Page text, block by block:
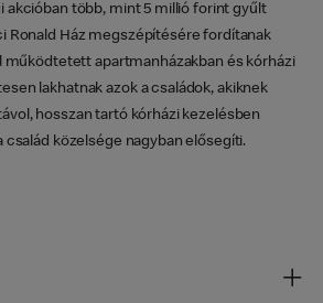
akcióban több, mint 5 millió forint gyűlt
Ronald Ház megszépítésére fordítanak
működtetett apartmanházakban és kórházi
lakhatnak azok a családok, akiknek
hosszan tartó kórházi kezelésben
család közelsége nagyban elősegíti.